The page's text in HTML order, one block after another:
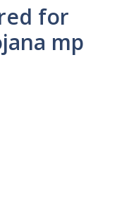
for
mp